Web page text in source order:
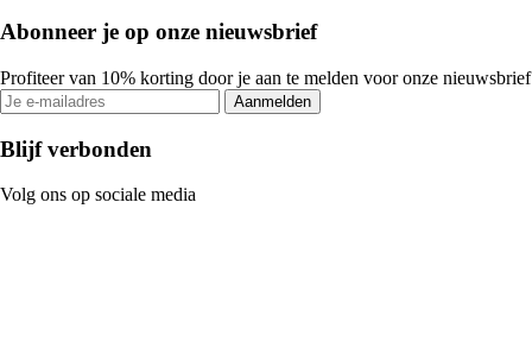
Abonneer je op onze nieuwsbrief
Profiteer van 10% korting door je aan te melden voor onze nieuwsbrief
Aanmelden
Blijf verbonden
Volg ons op sociale media